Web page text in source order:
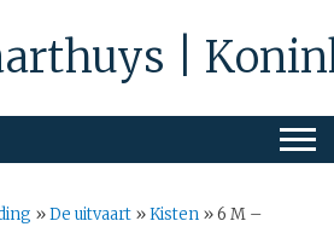
|
»De uitvaart »Kisten »6 M –